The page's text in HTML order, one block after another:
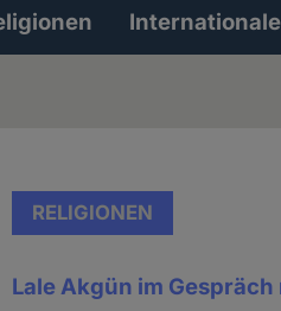
RELIGIONEN
Lale Akgün im